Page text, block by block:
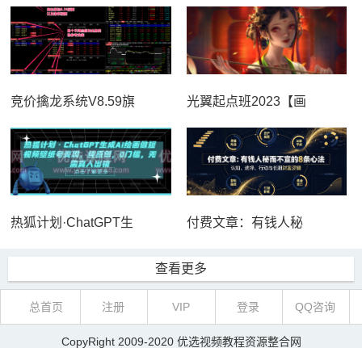
竞价擒龙系统V8.59旗 光翼起点班2023【画
热狐计划·ChatGPT生 付费文章：有钱人秘
查看更多
总首页 注册 VIP 登录 QQ咨询
CopyRight 2009-2020 优选视频教程资源整合网